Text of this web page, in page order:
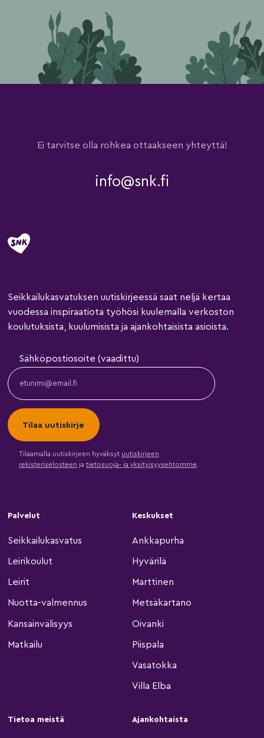
Ei tarvitse olla rohkea ottaakseen yhteyttä!
info@snk.fi
Seikkailukasvatuksen uutiskirjeessä saat neljä kertaa
vuodessa inspiraatiota työhösi kuulemalla verkoston
koulutuksista, kuulumisista ja ajankohtaisista asioista.
Sähköpostiosoite (vaadittu)
Tilaamalla uutiskirjeen hyväksyt uutiskirjeen
rekisteriselosteen ja tietosuoja- ja yksityisyysehtomme.
Palvelut
Seikkailukasvatus
Leirikoulut
Leirit
Nuotta-valmennus
Kansainvälisyys
Matkailu
Keskukset
Ankkapurha
Hyvärilä
Marttinen
Metsäkartano
Oivanki
Piispala
Vasatokka
Villa Elba
Tietoa meistä Ajankohtaista